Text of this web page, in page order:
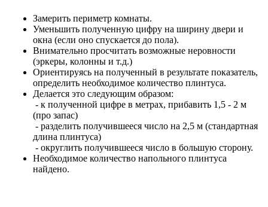
Замерить периметр комнаты.
Уменьшить полученную цифру на ширину двери и
окна (если оно спускается до пола).
Внимательно просчитать возможные неровности
(эркеры, колонны и т.д.)
Ориентируясь на полученный в результате показатель,
определить необходимое количество плинтуса.
Делается это следующим образом:
- к полученной цифре в метрах, прибавить 1,5 - 2 м
(про запас)
- разделить получившееся число на 2,5 м (стандартная
длина плинтуса)
- округлить получившееся число в большую сторону.
Необходимое количество напольного плинтуса
найдено.